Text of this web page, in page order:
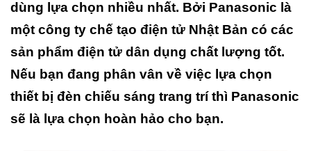
dùng lựa chọn nhiều nhất. Bởi Panasonic là
một công ty chế tạo điện tử Nhật Bản có các
sản phẩm điện tử dân dụng chất lượng tốt.
Nếu bạn đang phân vân về việc lựa chọn
thiết bị đèn chiếu sáng trang trí thì Panasonic
sẽ là lựa chọn hoàn hảo cho bạn.